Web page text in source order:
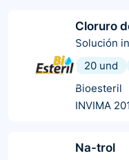
Cloruro
Solución
20 und
Bioesteril
INVIMA
Na-trol